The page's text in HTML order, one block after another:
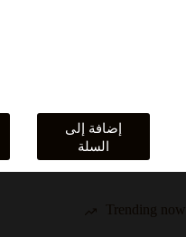
إضافة إلى
السلة
Trending now